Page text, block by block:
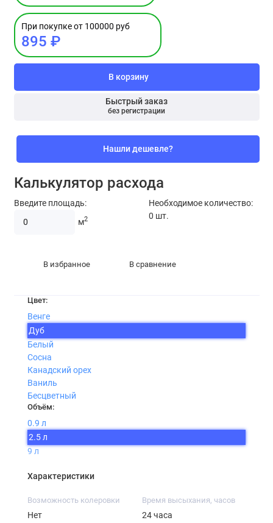
При покупке от 100000 руб
895 ₽
В корзину
Быстрый заказ
без регистрации
Нашли дешевле?
Калькулятор расхода
Введите площадь:
м2
Необходимое количество:
0 шт.
В избранное В сравнение
Цвет:
Венге
Дуб
Белый
Сосна
Канадский орех
Ваниль
Бесцветный
Объём:
0.9 л
2.5 л
9 л
Характеристики
Возможность колеровки
Нет
Время высыхания, часов
24 часа